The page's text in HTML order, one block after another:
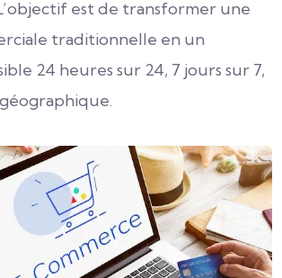
est de transformer une
traditionnelle en un
24 heures sur 24, 7 jours sur 7,